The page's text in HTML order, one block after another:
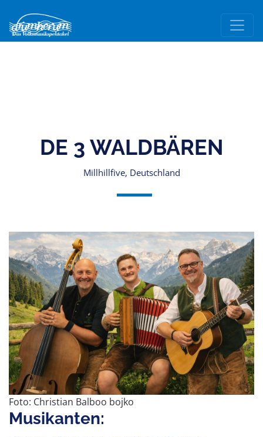
DE 3 WALDBÄREN
Millhillfive, Deutschland
Foto: Christian Balboo bojko
Musikanten: